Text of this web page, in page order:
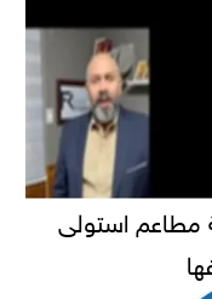
مطاعم استولى